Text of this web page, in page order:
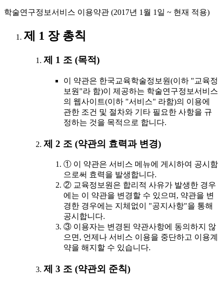
학술연구정보서비스 이용약관 (2017년 1월 1일 ~ 현재 적용)
제 1 장 총칙
제 1 조 (목적)
이 약관은 한국교육학술정보원(이하 "교육정
보원"라 함)이 제공하는 학술연구정보서비스
의 웹사이트(이하 "서비스" 라함)의 이용에
관한 조건 및 절차와 기타 필요한 사항을 규
정하는 것을 목적으로 합니다.
제 2 조 (약관의 효력과 변경)
① 이 약관은 서비스 메뉴에 게시하여 공시함
으로써 효력을 발생합니다.
② 교육정보원은 합리적 사유가 발생한 경우
에는 이 약관을 변경할 수 있으며, 약관을 변
경한 경우에는 지체없이 "공지사항"을 통해
공시합니다.
③ 이용자는 변경된 약관사항에 동의하지 않
으면, 언제나 서비스 이용을 중단하고 이용계
약을 해지할 수 있습니다.
제 3 조 (약관외 준칙)